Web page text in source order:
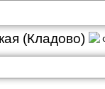
(Кладово)